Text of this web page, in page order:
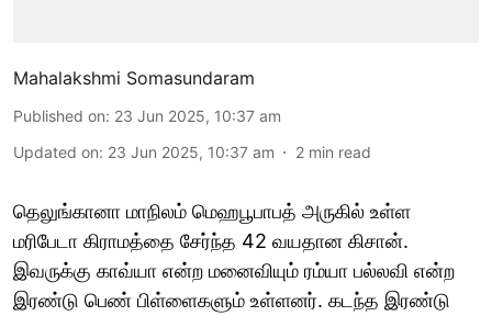
Mahalakshmi Somasundaram
Published on: 23 Jun 2025, 10:37 am
Updated on: 23 Jun 2025, 10:37 am 2 min read
தெலுங்கானா மாநிலம் மெஹபூபாபத் அருகில் உள்ள
மரிபேடா கிராமத்தை சேர்ந்த 42 வயதான கிசான்.
இவருக்கு காவ்யா என்ற மனைவியும் ரம்யா பல்லவி என்ற
இரண்டு பெண் பிள்ளைகளும் உள்ளனர். கடந்த இரண்டு